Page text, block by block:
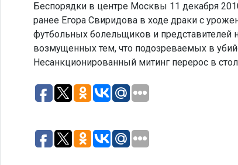
Беспорядки в центре Москвы 11 декабря
ранее Егора Свиридова в ходе драки с
футбольных болельщиков и представителей
возмущенных тем, что подозреваемых в
Несанкционированный митинг перерос в